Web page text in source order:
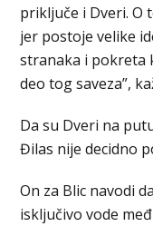
priključe i Dveri. O
jer postoje velike
stranaka i pokreta
deo tog saveza”,
Da su Dveri na
Đilas nije decidno
On za Blic navodi
isključivo vode